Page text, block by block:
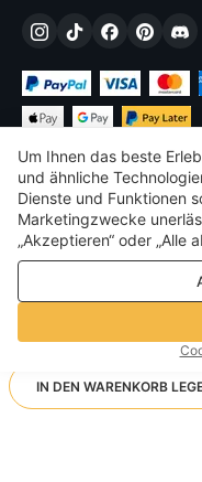
IN DEN WARENKORB
€
Um Ihnen das beste
und ähnliche
Dienste und Funktionen
Marketingzwecke
„Akzeptieren“ oder „Alle
Leistungs-, Analyse-
ablehnen möchten.
Datenschutz- und